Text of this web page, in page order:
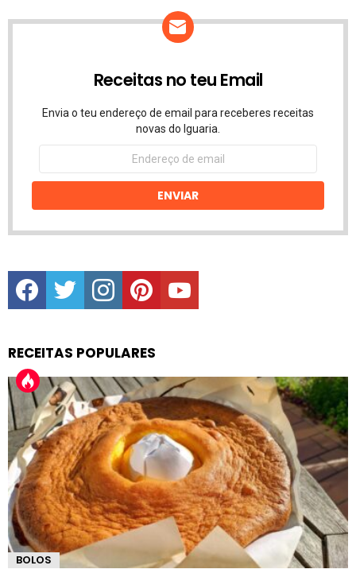
Receitas no teu Email
Envia o teu endereço de email para receberes receitas
novas do Iguaria.
Endereço
email
ENVIAR
facebooktwitter instagrampinterestyoutube
RECEITAS POPULARES
BOLOS